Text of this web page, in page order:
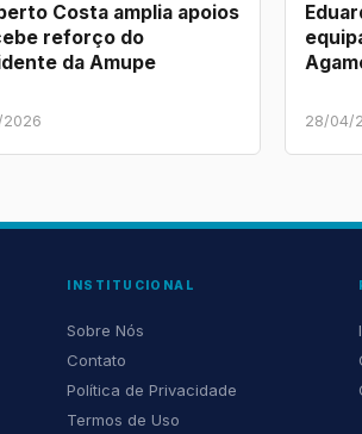
Costa amplia apoios
reforço do
da Amupe
28/04/
INSTITUCIONAL
Sobre Nós
Contato
Política de Privacidade
Termos de Uso